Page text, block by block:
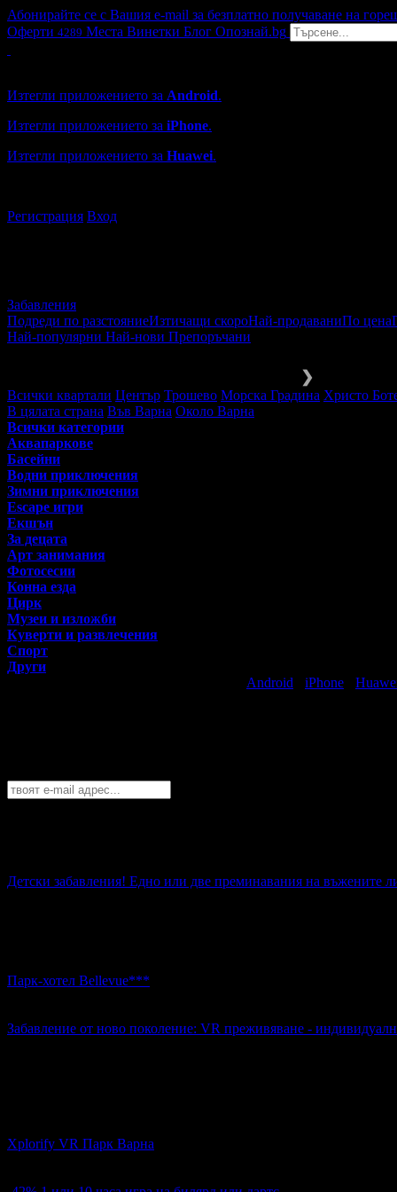
Абонирайте се с Вашия e-mail за безплатно получаване на
Оферти 4289 Места Винетки Блог Опознай.bg
Изтегли приложението за Android.
Изтегли приложението за iPhone.
Изтегли приложението за Huawei.
Регистрация Вход
Забавления
Подреди по разстояниеИзтичащи скороНай-продаваниПо цена
Най-популярни Най-нови Препоръчани
❯
Всички квартали Център Трошево Морска Градина Христо
В цялата страна Във Варна Около Варна
Всички категории
Аквапаркове
Басейни
Водни приключения
Зимни приключения
Escape игри
Екшън
За децата
Арт занимания
Фотосесии
Конна езда
Цирк
Музеи и изложби
Куверти и развлечения
Спорт
Други
Android iPhone
Детски забавления! Едно или две преминавания на въжените
Парк-хотел Bellevue***
Забавление от ново поколение: VR преживяване -
Xplorify VR Парк Варна